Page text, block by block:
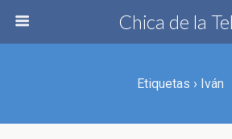
Chica de la
Etiquetas › Iván